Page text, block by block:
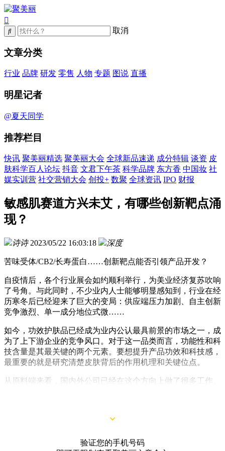
取消
文章分类
行业 品牌 研发 零售 人物 专题 图说 直播
明星记者
@夏天同学
推荐栏目
快讯 聚美丽精选 聚美丽大会 全球新品速递 成分特辑 谈资 皮
肤科学百人论坛 抖音 文君下午茶 科学品牌 东方香 中国妆 社
媒实训营 社交营销大会 创投+ 数聚 全球资讯 IPO 财报
敏感肌赛道方兴未艾，有哪些创新靶点涌
现？
诗诗 2023/05/22 16:03:18 深度
苦味受体/CB2/长寿蛋白……创新靶点能否引领产品开发？
自疫情后，各个行业展会如约顺利举行，为美业经济复苏吹响
了号角。与此同时，不少业内人士能够明显感知到，行业在经
历寒冬后已经迎来了巨大的变局：供应端压力加剧、自主创新
竞争激烈、单一成分地位式微……
如今，功效护肤品已经成为业内公认最具前景的市场之一，成
为了上下游企业的竞争风口。对于这一品类而言，功能性和科
技含量是其最关键的两个元素。要想提升产品功效和科技感，
最重要的就是研究清楚皮肤背后的作用机理和关键位点。
从原料端来看，国内外公司已经在这个方向上做了很多工作。
验证您的手机号码